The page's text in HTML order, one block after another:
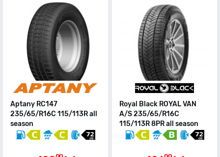
Aptany RC147
235/65/R16C 115/113R all
season
Royal Black ROYAL VAN
A/S 235/65/R16C
115/113R 8PR all season